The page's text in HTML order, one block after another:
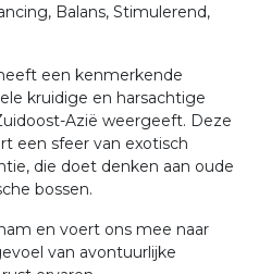
Balans, Stimulerend,
een kenmerkende
kruidige en harsachtige
Azië weergeeft. Deze
een sfeer van exotisch
die doet denken aan oude
bossen.
en voert ons mee naar
van avontuurlijke